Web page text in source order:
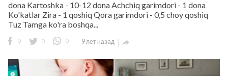
dona Kartoshka - 10-12 dona Achchiq garimdori - 1 dona
Ko'katlar Zira - 1 qoshiq Qora garimdori - 0,5 choy qoshiq
Tuz Tamga ko'ra boshqa...
0 0 0 9 лет назад 